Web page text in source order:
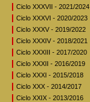
Ciclo XXXVII - 2021/2024
Ciclo XXXVI - 2020/2023
Ciclo XXXV - 2019/2022
Ciclo XXXIV - 2018/2021
Ciclo XXXIII - 2017/2020
Ciclo XXXII - 2016/2019
Ciclo XXXI - 2015/2018
Ciclo XXX - 2014/2017
Ciclo XXIX - 2013/2016